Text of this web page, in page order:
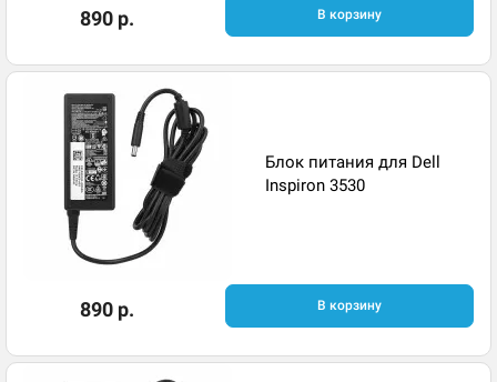
890 р. В корзину
Блок питания для Dell
Inspiron 3530
890 р. В корзину